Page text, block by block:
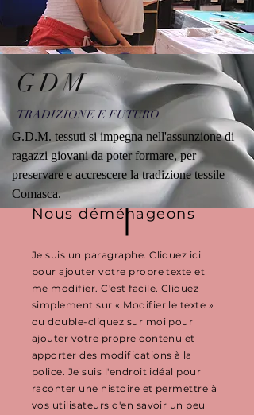
Redéfinir la voie
Nous déménageons
Je suis un paragraphe. Cliquez ici
pour ajouter votre propre texte et
me modifier. C'est facile. Cliquez
simplement sur « Modifier le texte »
ou double-cliquez sur moi pour
ajouter votre propre contenu et
apporter des modifications à la
police. Je suis l'endroit idéal pour
raconter une histoire et permettre à
vos utilisateurs d'en savoir un peu
GDM
TRADIZIONE E FUTURO
G.D.M. tessuti si impegna nell'assunzione di
ragazzi giovani da poter formare, per
preservare e accrescere la tradizione tessile
Comasca.